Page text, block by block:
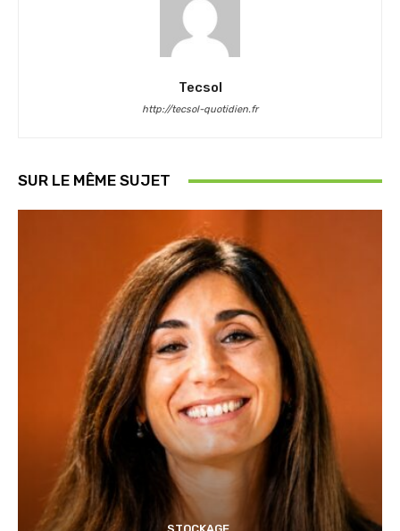
Tecsol
http://tecsol-quotidien.fr
SUR LE MÊME SUJET